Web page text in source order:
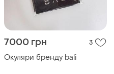
7000 грн 3
Окуляри бренду bali